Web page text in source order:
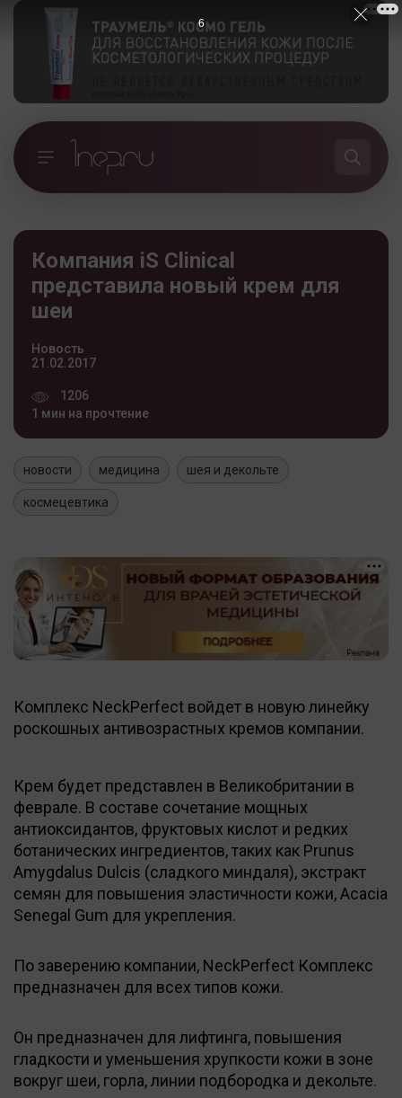
Компания iS Clinical
представила новый крем для
шеи
Новость
21.02.2017
1206
1 мин на прочтение
новости медицина шея и декольте
космецевтика
Комплекс NeckPerfect войдет в новую линейку
роскошных антивозрастных кремов компании.
Крем будет представлен в Великобритании в
феврале. В составе сочетание мощных
антиоксидантов, фруктовых кислот и редких
ботанических ингредиентов, таких как Prunus
Amygdalus Dulcis (сладкого миндаля), экстракт
семян для повышения эластичности кожи, Acacia
Senegal Gum для укрепления.
По заверению компании, NeckPerfect Комплекс
предназначен для всех типов кожи.
Он предназначен для лифтинга, повышения
гладкости и уменьшения хрупкости кожи в зоне
вокруг шеи, горла, линии подбородка и декольте.
5